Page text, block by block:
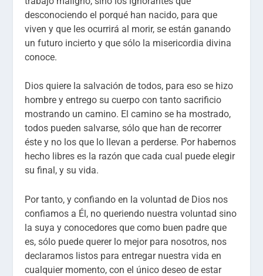
desconociendo el porqué han nacido, para que
viven y que les ocurrirá al morir, se están ganando
un futuro incierto y que sólo la misericordia divina
conoce.
Dios quiere la salvación de todos, para eso se hizo
hombre y entrego su cuerpo con tanto sacrificio
mostrando un camino. El camino se ha mostrado,
todos pueden salvarse, sólo que han de recorrer
éste y no los que lo llevan a perderse. Por habernos
hecho libres es la razón que cada cual puede elegir
su final, y su vida.
Por tanto, y confiando en la voluntad de Dios nos
confiamos a Él, no queriendo nuestra voluntad sino
la suya y conocedores que como buen padre que
es, sólo puede querer lo mejor para nosotros, nos
declaramos listos para entregar nuestra vida en
cualquier momento, con el único deseo de estar